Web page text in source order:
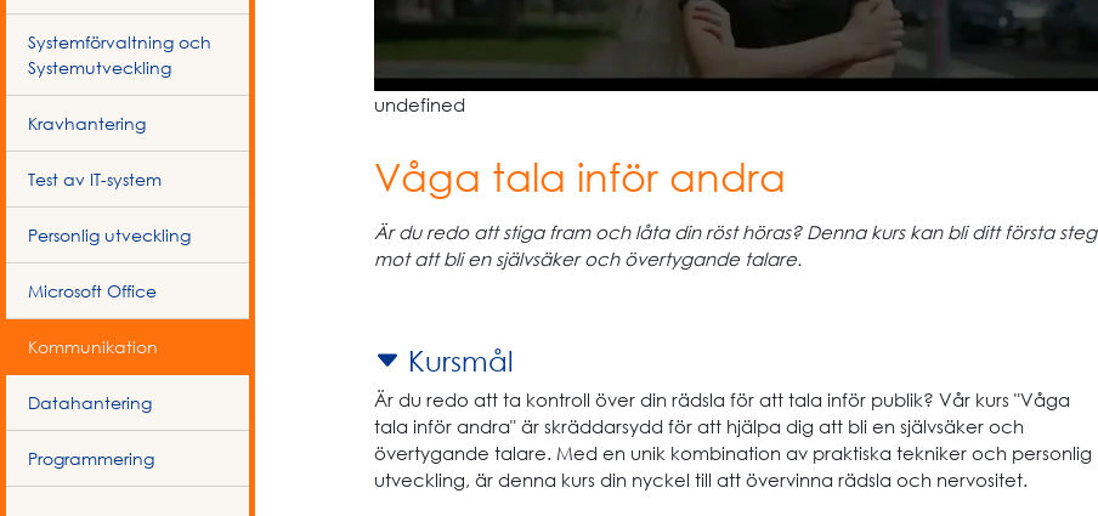
Systemförvaltning och
Systemutveckling
Kravhantering
Test av IT-system
Personlig utveckling
Microsoft Office
Kommunikation
Datahantering
Programmering
undefined
Våga tala inför andra
Är du redo att stiga fram och låta din röst höras? Denna kurs kan bli ditt första steg
mot att bli en självsäker och övertygande talare.
Kursmål
Är du redo att ta kontroll över din rädsla för att tala inför publik? Vår kurs "Våga
tala inför andra" är skräddarsydd för att hjälpa dig att bli en självsäker och
övertygande talare. Med en unik kombination av praktiska tekniker och personlig
utveckling, är denna kurs din nyckel till att övervinna rädsla och nervositet.